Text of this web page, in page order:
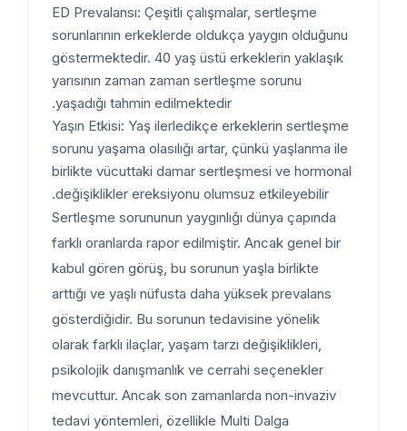
ED Prevalansı: Çeşitli çalışmalar, sertleşme
sorunlarının erkeklerde oldukça yaygın olduğunu
göstermektedir. 40 yaş üstü erkeklerin yaklaşık
yarısının zaman zaman sertleşme sorunu
yaşadığı tahmin edilmektedir.
Yaşın Etkisi: Yaş ilerledikçe erkeklerin sertleşme
sorunu yaşama olasılığı artar, çünkü yaşlanma ile
birlikte vücuttaki damar sertleşmesi ve hormonal
değişiklikler ereksiyonu olumsuz etkileyebilir.
Sertleşme sorununun yaygınlığı dünya çapında
farklı oranlarda rapor edilmiştir. Ancak genel bir
kabul gören görüş, bu sorunun yaşla birlikte
arttığı ve yaşlı nüfusta daha yüksek prevalans
gösterdiğidir. Bu sorunun tedavisine yönelik
olarak farklı ilaçlar, yaşam tarzı değişiklikleri,
psikolojik danışmanlık ve cerrahi seçenekler
mevcuttur. Ancak son zamanlarda non-invaziv
tedavi yöntemleri, özellikle Multi Dalga